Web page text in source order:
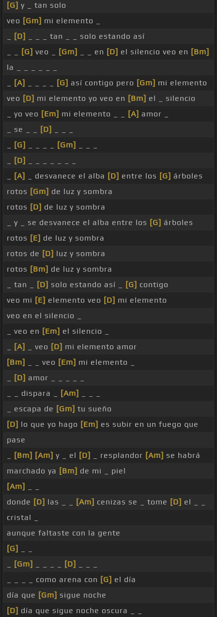
[G] y _ tan solo
veo [Gm] mi elemento _
[D]
_ _ _ tan _ _ solo estando así
[G] veo _ [Gm] _ _ en [D] el silencio veo en [Bm]
la _ _ _ _ _ _
[A] [G] así contigo pero [Gm] mi elemento
veo [D] mi elemento yo veo en [Bm] el _ silencio
_ yo veo [Em] mi elemento _ _ [A] amor _
_ se _ _
[D]
[G] [Gm]
[D]
[A] _ desvanece el alba [D] entre los [G] árboles
rotos [Gm] de luz y sombra
rotos [D] de luz y sombra
_ y _ se desvanece el alba entre los [G] árboles
rotos [E] de luz y sombra
rotos de [D] luz y sombra
rotos [Bm] de luz y sombra
_ tan _
[D] solo estando así _ [G] contigo
veo mi [E] elemento veo [D] mi elemento
veo en el silencio _
_ veo en [Em] el silencio _
[A] _ veo [D] mi elemento amor
[Bm]
_ _ veo [Em] mi elemento _
[D] amor _ _ _ _ _
_ _ dispara _
[Am]
_ escapa de [Gm] tu sueño
[D] lo que yo hago [Em] es subir en un fuego que
pase
[Bm] [Am] y _ el [D] _ resplandor [Am] se habrá
marchado ya [Bm] de mi _ piel
[Am]
donde [D] las _ _ [Am] cenizas se _ tome [D] el _ _
cristal _
aunque faltaste con la gente
[G]
[Gm] [D]
_ _ _ _ como arena con [G] el día
día que [Gm] sigue noche
[D] día que sigue noche oscura _ _